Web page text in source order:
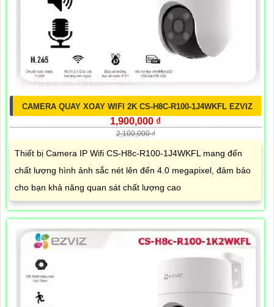
CAMERA QUAY XOAY WIFI 2K CS-H8C-R100-1J4WKFL EZVIZ
1,900,000 ₫
2,100,000 ₫
Thiết bị Camera IP Wifi CS-H8c-R100-1J4WKFL mang đến
chất lượng hình ảnh sắc nét lên đến 4.0 megapixel, đảm bảo
cho bạn khả năng quan sát chất lượng cao